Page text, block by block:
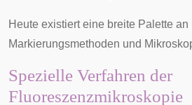
Heute existiert eine breite Palette
Markierungsmethoden und
Spezielle Verfahren der
Fluoreszenzmikroskopie